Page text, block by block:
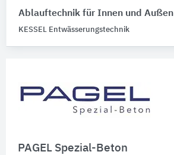
PAGEL Spezial-Beton
Ablauftechnik für Innen und Außen
KESSEL Entwässerungstechnik